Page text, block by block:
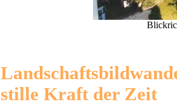
stille Kraft der Zeit